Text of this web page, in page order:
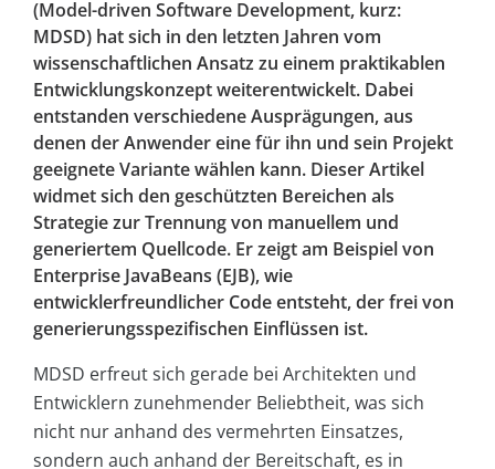
(Model-driven Software Development, kurz:
MDSD) hat sich in den letzten Jahren vom
wissenschaftlichen Ansatz zu einem praktikablen
Entwicklungskonzept weiterentwickelt. Dabei
entstanden verschiedene Ausprägungen, aus
denen der Anwender eine für ihn und sein Projekt
geeignete Variante wählen kann. Dieser Artikel
widmet sich den geschützten Bereichen als
Strategie zur Trennung von manuellem und
generiertem Quellcode. Er zeigt am Beispiel von
Enterprise JavaBeans (EJB), wie
entwicklerfreundlicher Code entsteht, der frei von
generierungsspezifischen Einflüssen ist.
MDSD erfreut sich gerade bei Architekten und
Entwicklern zunehmender Beliebtheit, was sich
nicht nur anhand des vermehrten Einsatzes,
sondern auch anhand der Bereitschaft, es in